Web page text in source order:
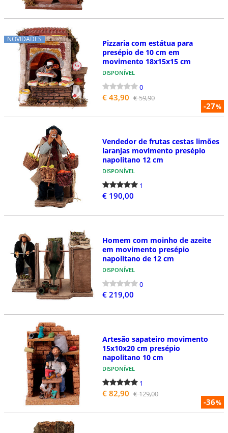
NOVIDADES
-27%
Pizzaria com estátua para
presépio de 10 cm em
movimento 18x15x15 cm
DISPONÍVEL
0
€ 43,90 € 59,90
Vendedor de frutas cestas limões
laranjas movimento presépio
napolitano 12 cm
DISPONÍVEL
1
€ 190,00
Homem com moinho de azeite
em movimento presépio
napolitano de 12 cm
DISPONÍVEL
0
€ 219,00
-36%
Artesão sapateiro movimento
15x10x20 cm presépio
napolitano 10 cm
DISPONÍVEL
1
€ 82,90 € 129,00